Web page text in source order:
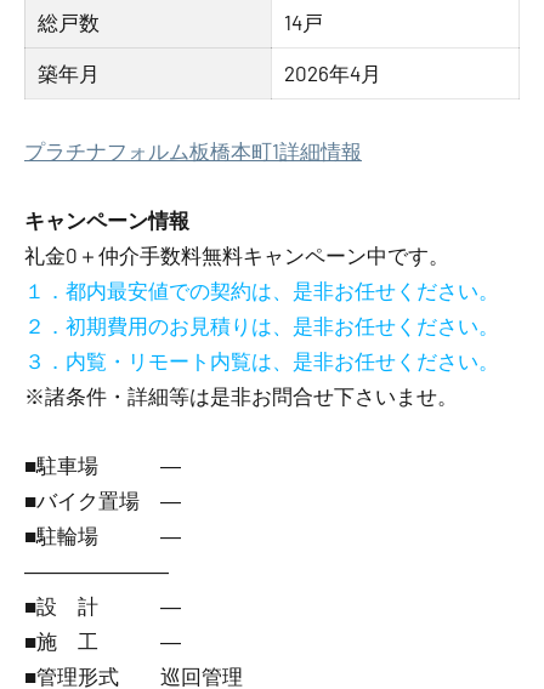
総戸数 14戸
築年月 2026年4月
プラチナフォルム板橋本町1詳細情報
キャンペーン情報
礼金0 ＋ 仲介手数料無料キャンペーン中です。
１．都内最安値での契約は、是非お任せください。
２．初期費用のお見積りは、是非お任せください。
３．内覧・リモート内覧は、是非お任せください。
※諸条件・詳細等は是非お問合せ下さいませ。
■駐車場 ―
■バイク置場 ―
■駐輪場 ―
―――――――
■設 計 ―
■施 工 ―
■管理形式 巡回管理